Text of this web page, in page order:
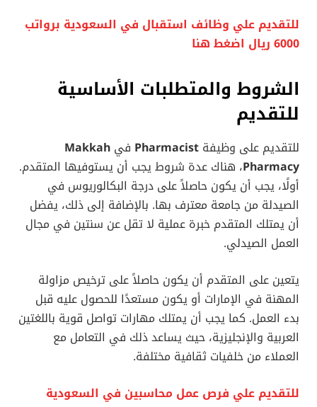
للتقديم علي وظائف استقبال في السعودية برواتب
6000 ريال اضغط هنا
الشروط والمتطلبات الأساسية
للتقديم
للتقديم على وظيفة Pharmacist في Makkah
Pharmacy، هناك عدة شروط يجب أن يستوفيها المتقدم.
أولًا، يجب أن يكون حاصلاً على درجة البكالوريوس في
الصيدلة من جامعة معترف بها. بالإضافة إلى ذلك، يفضل
أن يمتلك المتقدم خبرة عملية لا تقل عن سنتين في مجال
العمل الصيدلي.
يتعين على المتقدم أن يكون حاصلاً على ترخيص مزاولة
المهنة في الإمارات أو يكون مستعدًا للحصول عليه قبل
بدء العمل. كما يجب أن يمتلك مهارات تواصل قوية باللغتين
العربية والإنجليزية، حيث يساعد ذلك في التعامل مع
العملاء من خلفيات ثقافية مختلفة.
للتقديم علي فرص عمل محاسبين في السعودية